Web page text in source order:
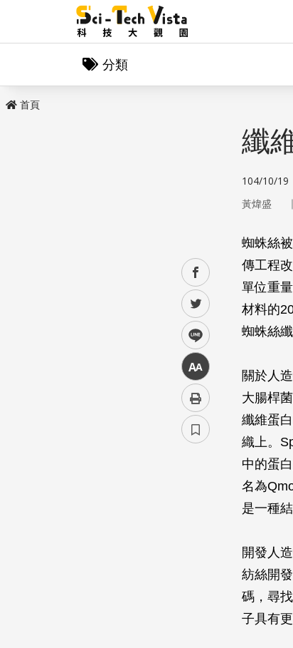
分類
首頁
facebook
twitter
line
中
纖
104/10/19
黃煒盛 ｜
蜘蛛絲
傳工程
單位重
材料的
蜘蛛絲纖
關於人
大腸桿
纖維蛋
織上。
中的蛋
名為
是一種
開發人
紡絲開
碼，尋
子具有